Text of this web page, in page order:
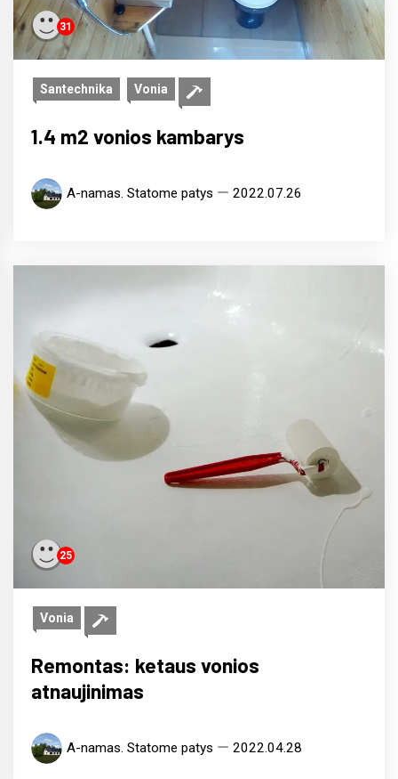
31
Santechnika Vonia
1.4 m2 vonios kambarys
A-namas. Statome patys 2022.07.26
25
Vonia
Remontas: ketaus vonios
atnaujinimas
A-namas. Statome patys 2022.04.28